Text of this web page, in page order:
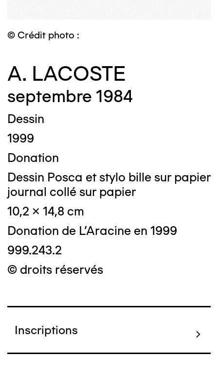
© Crédit photo :
A. LACOSTE
septembre 1984
Dessin
1999
Donation
Dessin Posca et stylo bille sur papier
journal collé sur papier
10,2 x 14,8 cm
Donation de L'Aracine en 1999
999.243.2
© droits réservés
Inscriptions